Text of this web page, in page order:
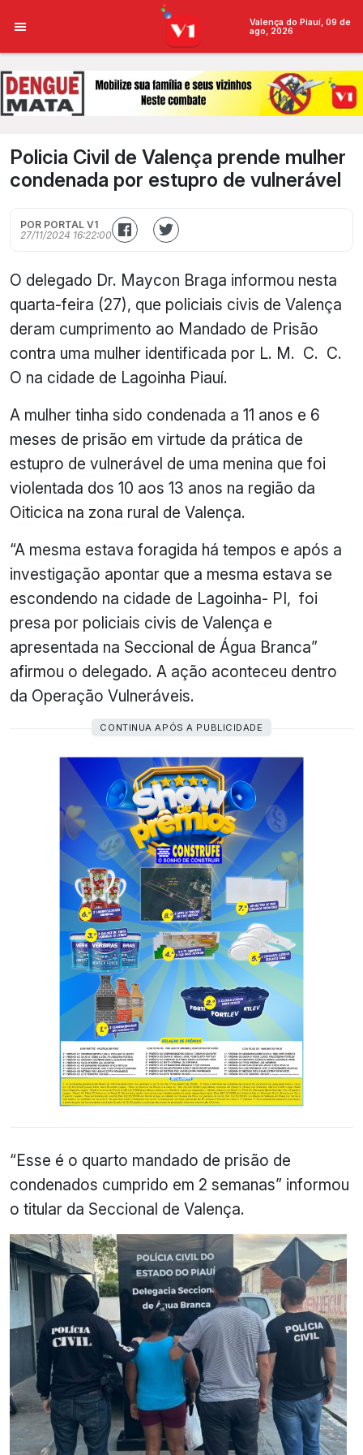
Valença do Piauí, 09 de
ago, 2026
Policia Civil de Valença prende mulher
condenada por estupro de vulnerável
POR PORTAL V1
27/11/2024 16:22:00
O delegado Dr. Maycon Braga informou nesta
quarta-feira (27), que policiais civis de Valença
deram cumprimento ao Mandado de Prisão
contra uma mulher identificada por L. M. C. C.
O na cidade de Lagoinha Piauí.
A mulher tinha sido condenada a 11 anos e 6
meses de prisão em virtude da prática de
estupro de vulnerável de uma menina que foi
violentada dos 10 aos 13 anos na região da
Oiticica na zona rural de Valença.
“A mesma estava foragida há tempos e após a
investigação apontar que a mesma estava se
escondendo na cidade de Lagoinha- PI, foi
presa por policiais civis de Valença e
apresentada na Seccional de Água Branca”
afirmou o delegado. A ação aconteceu dentro
da Operação Vulneráveis.
CONTINUA APÓS A PUBLICIDADE
“Esse é o quarto mandado de prisão de
condenados cumprido em 2 semanas” informou
o titular da Seccional de Valença.